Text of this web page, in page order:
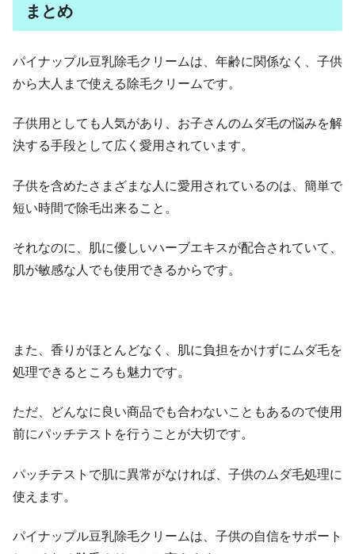
まとめ
パイナップル豆乳除毛クリームは、年齢に関係なく、子供
から大人まで使える除毛クリームです。
子供用としても人気があり、お子さんのムダ毛の悩みを解
決する手段として広く愛用されています。
子供を含めたさまざまな人に愛用されているのは、簡単で
短い時間で除毛出来ること。
それなのに、肌に優しいハーブエキスが配合されていて、
肌が敏感な人でも使用できるからです。
また、香りがほとんどなく、肌に負担をかけずにムダ毛を
処理できるところも魅力です。
ただ、どんなに良い商品でも合わないこともあるので使用
前にパッチテストを行うことが大切です。
パッチテストで肌に異常がなければ、子供のムダ毛処理に
使えます。
パイナップル豆乳除毛クリームは、子供の自信をサポート